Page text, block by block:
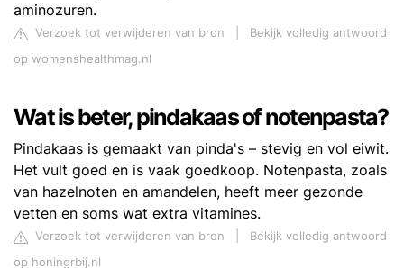
aminozuren.
Verzoek tot verwijderen van bron
Bekijk volledig antwoord
op womenshealthmag.nl
Wat is beter, pindakaas of notenpasta?
Pindakaas is gemaakt van pinda's – stevig en vol eiwit.
Het vult goed en is vaak goedkoop. Notenpasta, zoals
van hazelnoten en amandelen, heeft meer gezonde
vetten en soms wat extra vitamines.
Verzoek tot verwijderen van bron
Bekijk volledig antwoord
op honingrbij.nl